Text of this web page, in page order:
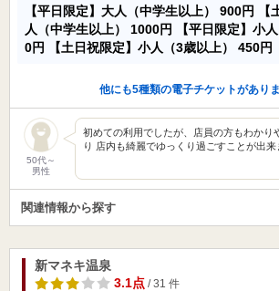
【平日限定】大人（中学生以上） 900円
人（中学生以上） 1000円 【平日限定】小
0円
【土日祝限定】小人（3歳以上） 450円
他にも5種類の電子チケットがあり
50代～
男性
初めての利用でしたが、店員の方もわかり
り 店内も綺麗でゆっくり過ごすことが出来
関連情報から探す
新マネキ温泉
3.1点/ 31 件